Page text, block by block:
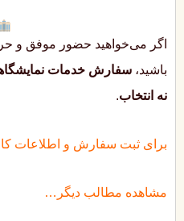
اگر می‌خواهید حضور موفق و
باشید، سفارش خدمات
نه انتخاب.
برای ثبت سفارش و اطلاعات
مشاهده مطالب دیگر…